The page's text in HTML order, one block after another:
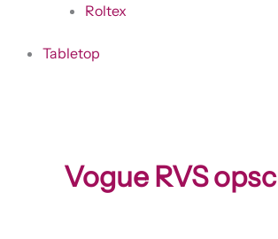
Roltex
Tabletop
Vogue RVS